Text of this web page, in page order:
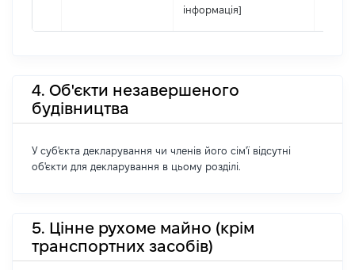
інформація]
4. Об'єкти незавершеного
будівництва
У суб'єкта декларування чи членів його сім'ї відсутні
об'єкти для декларування в цьому розділі.
5. Цінне рухоме майно (крім
транспортних засобів)